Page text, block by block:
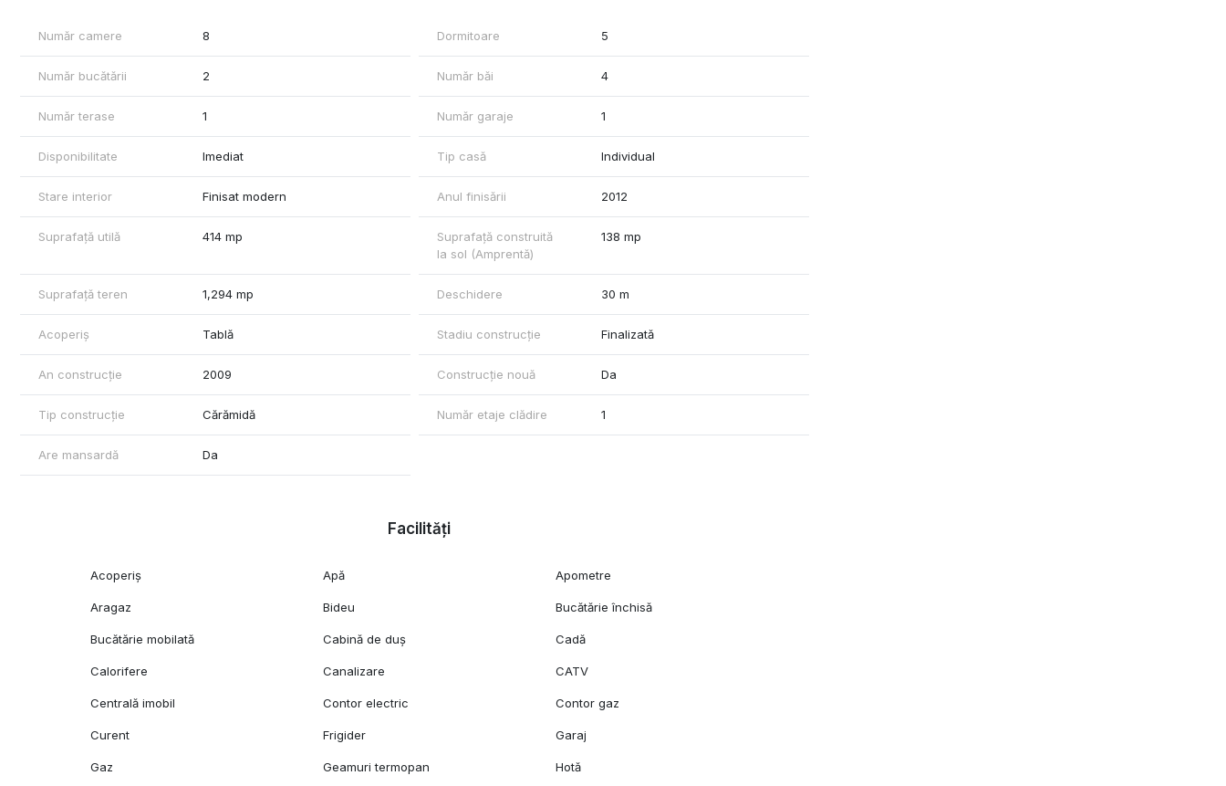
TEREN : 4.006 mp, din care 1.294 mp intra-extravilan (380 mp intravilan + 914 mp extravilan) + 2.712 mp padure.
Număr camere 8 Dormitoare 5
Număr bucătării 2 Număr băi 4
Număr terase 1 Număr garaje 1
Disponibilitate Imediat Tip casă Individual
Stare interior Finisat modern Anul finisării 2012
Suprafață utilă 414 mp
Suprafață construită
la sol (Amprentă)
138 mp
Suprafață teren 1,294 mp Deschidere 30 m
Acoperiș Tablă Stadiu construcție Finalizată
An construcție 2009 Construcție nouă Da
Tip construcție Cărămidă Număr etaje clădire 1
Are mansardă Da
Facilități
Acoperiș Apă Apometre
Aragaz Bideu Bucătărie închisă
Bucătărie mobilată Cabină de duș Cadă
Calorifere Canalizare CATV
Centrală imobil Contor electric Contor gaz
Curent Frigider Garaj
Gaz Geamuri termopan Hotă